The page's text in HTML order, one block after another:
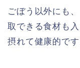
ごぼう以外にも
取できる食材も
摂れて健康的です